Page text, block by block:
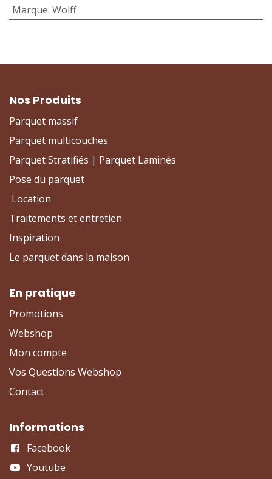
Marque: Wolff
Nos Produits
Parquet massif
Parquet multicouches
Parquet Stratifiés | Parquet Laminés
Pose du parquet
Location
Traitements et entretien
Inspiration
Le parquet dans la maison
En pratique
Promotions
Webshop
Mon compte
Vos Questions Webshop
Contact
Informations
Facebook
Youtube